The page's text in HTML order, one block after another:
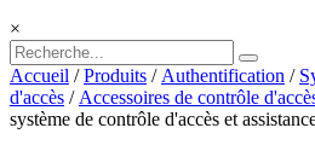
×
Accueil /Produits /Authentification /
d'accès /Accessoires de contrôle
système de contrôle d'accès et